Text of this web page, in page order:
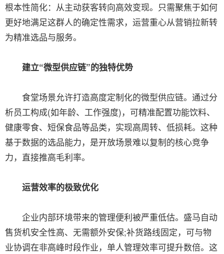
根本性简化：从主动获客转向高效变现。只需聚焦于如何
更好地满足这群人的确定性需求，运营重心从营销拉新转
为精准选品与服务。
建立“微型供应链”的独特优势
食堂场景允许打造高度定制化的微型供应链。通过分
析员工构成(如年龄、工作强度)，可精准配置功能饮料、
健康零食、短保食品等品类，实现高周转、低损耗。这种
基于数据的选品能力，是开放场景难以复制的核心竞争
力，直接推高毛利率。
运营效率的极致优化
企业内部环境带来的管理便利被严重低估。盛马自动
售货机安全性高、无需额外安保;补货路线固定，可与物
业协调在非高峰时段作业，单人管理效率可提升数倍。这